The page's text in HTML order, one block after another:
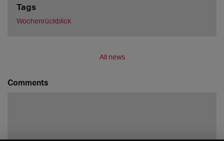
Tags
Wochenrückblick
All news
Comments